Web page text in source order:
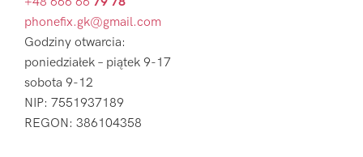
phonefix.gk@gmail.com
Godziny otwarcia:
poniedziałek – piątek 9-17
sobota 9-12
NIP: 7551937189
REGON: 386104358